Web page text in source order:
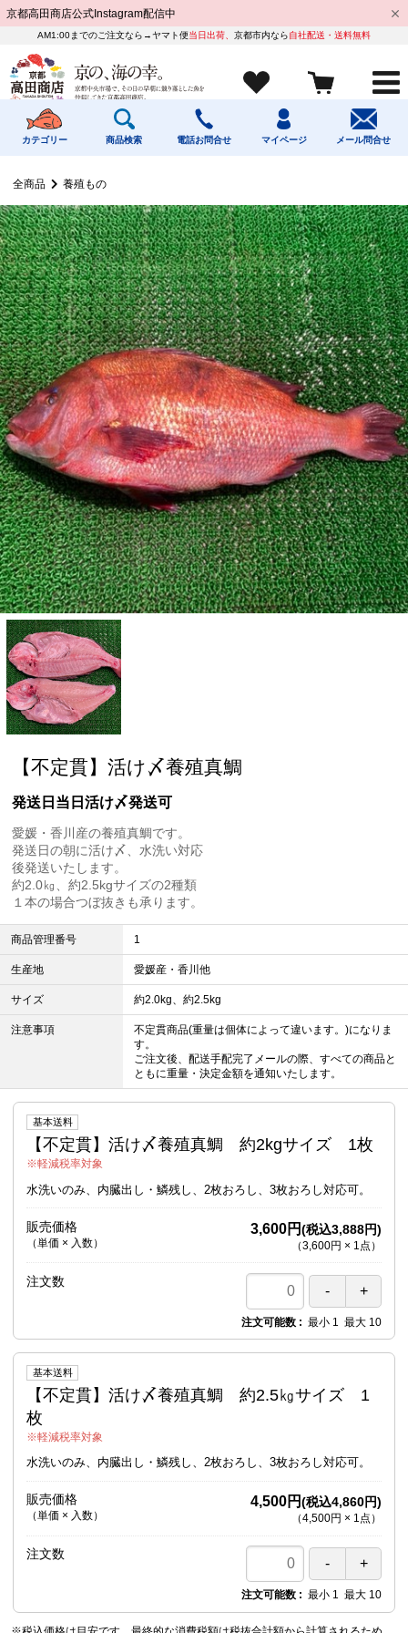
京都高田商店公式Instagram配信中
AM1:00までのご注文なら→ヤマト便当日出荷、 京都市内なら自社配送・送料無料
カテゴリー 商品検索 電話お問合せ マイページ メール問合せ
全商品 養殖もの
【不定貫】活け〆養殖真鯛
発送日当日活け〆発送可
愛媛・香川産の養殖真鯛です。
発送日の朝に活け〆、水洗い対応
後発送いたします。
約2.0㎏、約2.5kgサイズの2種類
１本の場合つぼ抜きも承ります。
商品管理番号 1
生産地 愛媛産・香川他
サイズ 約2.0kg、約2.5kg
注意事項
不定貫商品(重量は個体によって違います。)になりま
す。
ご注文後、配送手配完了メールの際、すべての商品と
ともに重量・決定金額を通知いたします。
基本送料
【不定貫】活け〆養殖真鯛 約2kgサイズ 1枚
軽減税率対象
水洗いのみ、内臓出し・鱗残し、2枚おろし、3枚おろし対応可。
販売価格
（単価 × 入数）
3,600円 (税込3,888円)
（3,600円 × 1 点 ）
注文数
注文可能数 最小 1 最大 10
基本送料
【不定貫】活け〆養殖真鯛 約2.5㎏サイズ 1
枚
軽減税率対象
水洗いのみ、内臓出し・鱗残し、2枚おろし、3枚おろし対応可。
販売価格
（単価 × 入数）
4,500円 (税込4,860円)
（4,500円 × 1点 ）
注文数
注文可能数 最小 1 最大 10